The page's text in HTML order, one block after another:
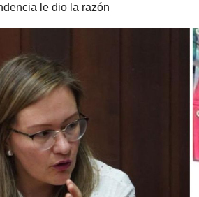
le dio la razón